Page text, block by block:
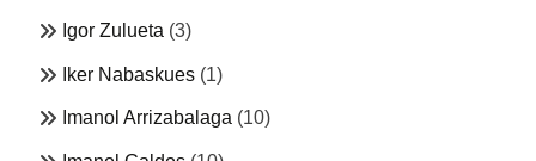
Igor Zulueta (3)
Iker Nabaskues (1)
Imanol Arrizabalaga (10)